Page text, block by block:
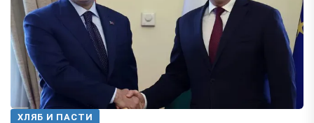
ХЛЯБ И ПАСТИ